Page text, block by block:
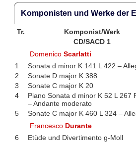
Komponisten und Werke der
Tr. Komponist/Werk
CD/SACD 1
DomenicoScarlatti
1
Sonata d minor K 141 L 422 –
2
Sonate D major K 388
3
Sonate C major K 20
4
Piano Sonata d minor K 52 L 267
– Andante moderato
5 Sonate C major K 460 L 324 –
Francesco Durante
6
Etüde und Divertimento g-Moll